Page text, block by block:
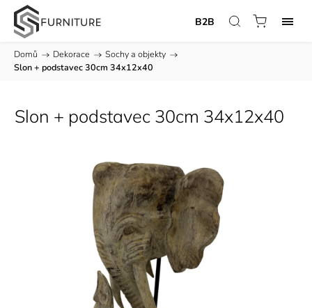
B2B
Domů / Dekorace / Sochy a objekty /
Slon + podstavec 30cm 34x12x40
Slon + podstavec 30cm 34x12x40